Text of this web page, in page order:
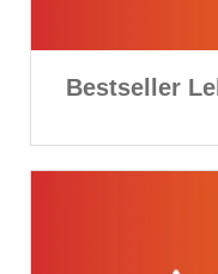
Bestseller